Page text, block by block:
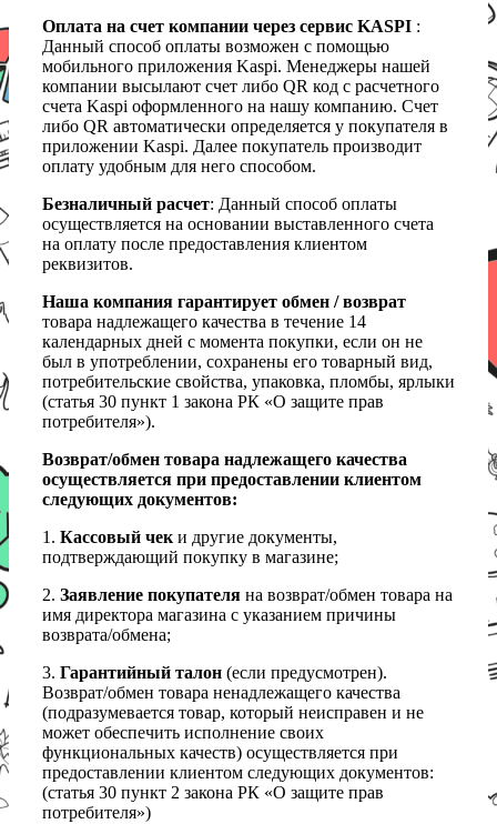
Оплата на счет компании через сервис KASPI :
Данный способ оплаты возможен с помощью
мобильного приложения Kaspi. Менеджеры нашей
компании высылают счет либо QR код с расчетного
счета Kaspi оформленного на нашу компанию. Счет
либо QR автоматически определяется у покупателя в
приложении Kaspi. Далее покупатель производит
оплату удобным для него способом.
Безналичный расчет: Данный способ оплаты
осуществляется на основании выставленного счета
на оплату после предоставления клиентом
реквизитов.
Наша компания гарантирует обмен / возврат
товара надлежащего качества в течение 14
календарных дней с момента покупки, если он не
был в употреблении, сохранены его товарный вид,
потребительские свойства, упаковка, пломбы, ярлыки
(статья 30 пункт 1 закона РК «О защите прав
потребителя»).
Возврат/обмен товара надлежащего качества
осуществляется при предоставлении клиентом
следующих документов:
1. Кассовый чеки другие документы,
подтверждающий покупку в магазине;
2. Заявление покупателя на возврат/обмен товара на
имя директора магазина с указанием причины
возврата/обмена;
3. Гарантийный талон (если предусмотрен).
Возврат/обмен товара ненадлежащего качества
(подразумевается товар, который неисправен и не
может обеспечить исполнение своих
функциональных качеств) осуществляется при
предоставлении клиентом следующих документов:
(статья 30 пункт 2 закона РК «О защите прав
потребителя»)